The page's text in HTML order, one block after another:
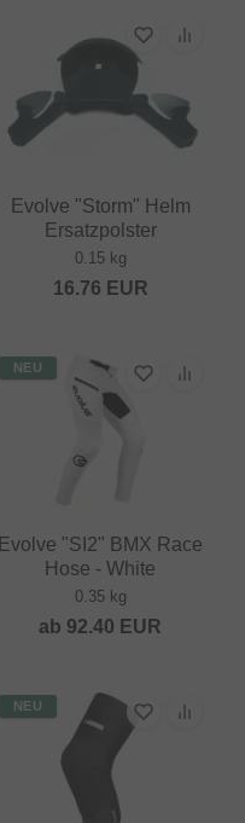
Evolve "Storm" Helm
Ersatzpolster
0.15 kg
16.76 EUR
NEU
Evolve "SI2" BMX Race
Hose - White
0.35 kg
ab 92.40 EUR
NEU